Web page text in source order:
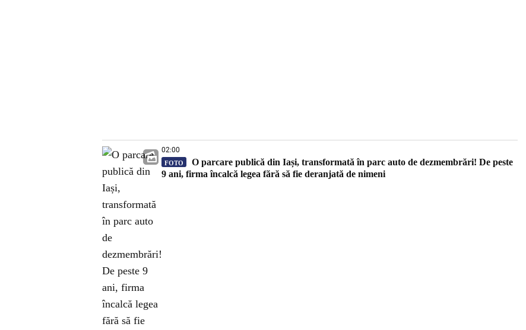
02:00
FOTO
O parcare publică din Iași, transformată în parc auto de dezmembrări! De peste
9 ani, firma încalcă legea fără să fie deranjată de nimeni